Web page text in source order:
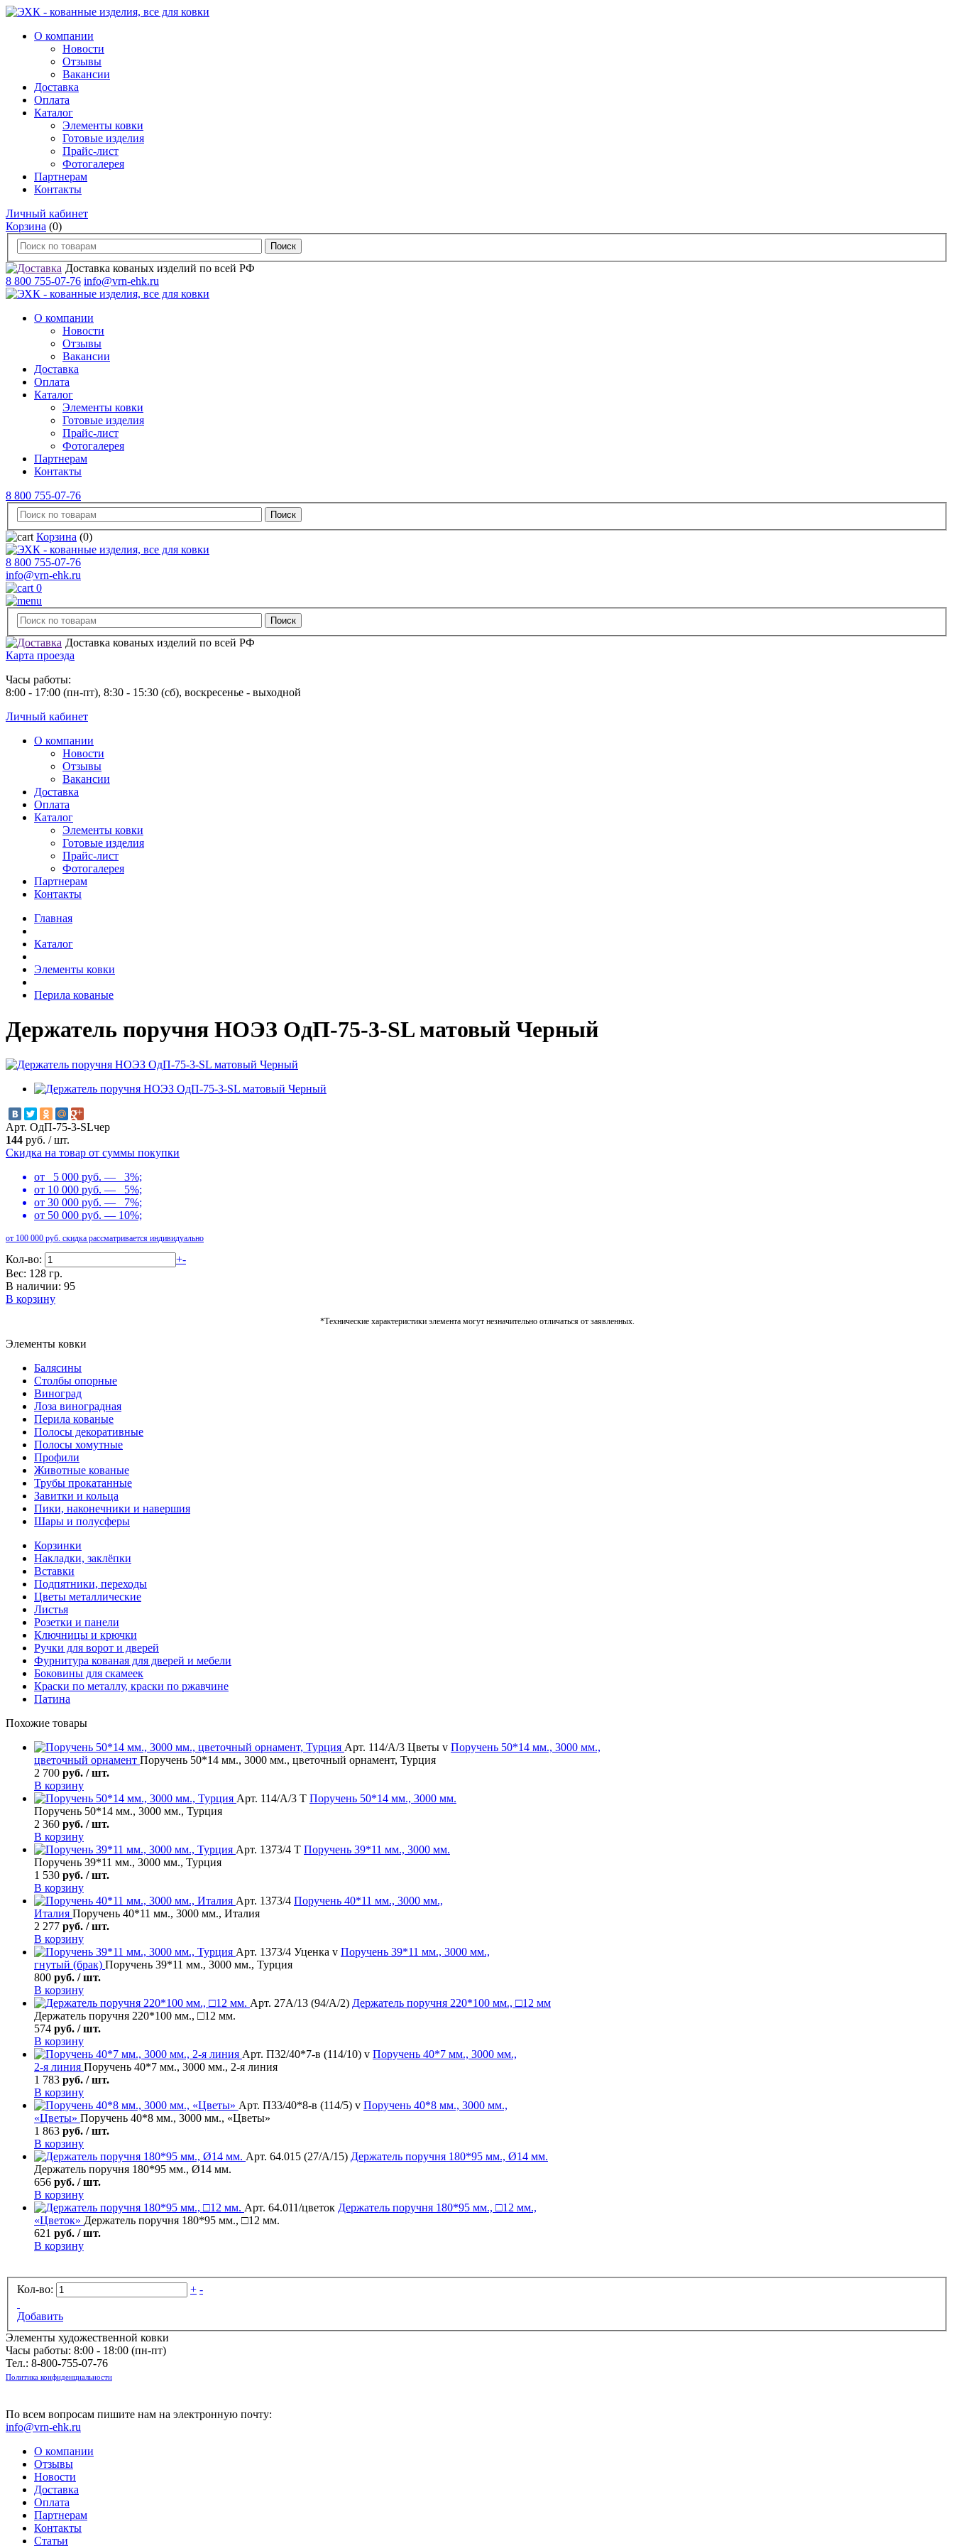
О компании
Новости
Отзывы
Вакансии
Доставка
Оплата
Каталог
Элементы ковки
Готовые изделия
Прайс-лист
Фотогалерея
Партнерам
Контакты
Личный кабинет
Корзина (0)
Доставка кованых изделий по всей РФ
8 800 755-07-76 info@vrn-ehk.ru
О компании
Новости
Отзывы
Вакансии
Доставка
Оплата
Каталог
Элементы ковки
Готовые изделия
Прайс-лист
Фотогалерея
Партнерам
Контакты
8 800 755-07-76
Корзина (0)
8 800 755-07-76
info@vrn-ehk.ru
0
Доставка кованых изделий по всей РФ
Карта проезда
Часы работы:
8:00 - 17:00 (пн-пт), 8:30 - 15:30 (сб), воскресенье - выходной
Личный кабинет
О компании
Новости
Отзывы
Вакансии
Доставка
Оплата
Каталог
Элементы ковки
Готовые изделия
Прайс-лист
Фотогалерея
Партнерам
Контакты
Главная
Каталог
Элементы ковки
Перила кованые
Держатель поручня НОЭЗ ОдП-75-3-SL матовый Черный
Арт. ОдП-75-3-SLчер
144 руб. /шт.
Скидка на товар от суммы покупки
от 5 000 руб. — 3%;
от 10 000 руб. — 5%;
от 30 000 руб. — 7%;
от 50 000 руб. — 10%;
от 100 000 руб. скидка рассматривается индивидуально
Кол-во: +-
Вес: 128 гр.
В наличии: 95
В корзину
*Технические характеристики элемента могут незначительно отличаться от заявленных.
Элементы ковки
Балясины
Столбы опорные
Виноград
Лоза виноградная
Перила кованые
Полосы декоративные
Полосы хомутные
Профили
Животные кованые
Трубы прокатанные
Завитки и кольца
Пики, наконечники и навершия
Шары и полусферы
Корзинки
Накладки, заклёпки
Вставки
Подпятники, переходы
Цветы металлические
Листья
Розетки и панели
Ключницы и крючки
Ручки для ворот и дверей
Фурнитура кованая для дверей и мебели
Боковины для скамеек
Краски по металлу, краски по ржавчине
Патина
Похожие товары
Арт. 114/А/3 Цветы v Поручень 50*14 мм., 3000 мм.,
цветочный орнамент Поручень 50*14 мм., 3000 мм., цветочный орнамент, Турция
2 700 руб. / шт.
В корзину
Арт. 114/А/3 Т Поручень 50*14 мм., 3000 мм.
Поручень 50*14 мм., 3000 мм., Турция
2 360 руб. / шт.
В корзину
Арт. 1373/4 Т Поручень 39*11 мм., 3000 мм.
Поручень 39*11 мм., 3000 мм., Турция
1 530 руб. / шт.
В корзину
Арт. 1373/4 Поручень 40*11 мм., 3000 мм.,
Италия Поручень 40*11 мм., 3000 мм., Италия
2 277 руб. / шт.
В корзину
Арт. 1373/4 Уценка v Поручень 39*11 мм., 3000 мм.,
гнутый (брак) Поручень 39*11 мм., 3000 мм., Турция
800 руб. / шт.
В корзину
Арт. 27А/13 (94/А/2) Держатель поручня 220*100 мм., □12 мм
Держатель поручня 220*100 мм., □12 мм.
574 руб. / шт.
В корзину
Арт. П32/40*7-в (114/10) v Поручень 40*7 мм., 3000 мм.,
2-я линия Поручень 40*7 мм., 3000 мм., 2-я линия
1 783 руб. / шт.
В корзину
Арт. П33/40*8-в (114/5) v Поручень 40*8 мм., 3000 мм.,
«Цветы» Поручень 40*8 мм., 3000 мм., «Цветы»
1 863 руб. / шт.
В корзину
Арт. 64.015 (27/А/15) Держатель поручня 180*95 мм., Ø14 мм.
Держатель поручня 180*95 мм., Ø14 мм.
656 руб. / шт.
В корзину
Арт. 64.011/цветок Держатель поручня 180*95 мм., □12 мм.,
«Цветок» Держатель поручня 180*95 мм., □12 мм.
621 руб. / шт.
В корзину
Кол-во: + -
Добавить
Элементы художественной ковки
Часы работы: 8:00 - 18:00 (пн-пт)
Тел.: 8-800-755-07-76
Политика конфиденциальности
По всем вопросам пишите нам на электронную почту:
info@vrn-ehk.ru
О компании
Отзывы
Новости
Доставка
Оплата
Партнерам
Контакты
Статьи